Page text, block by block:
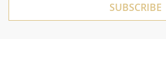
SUBSCRIBE